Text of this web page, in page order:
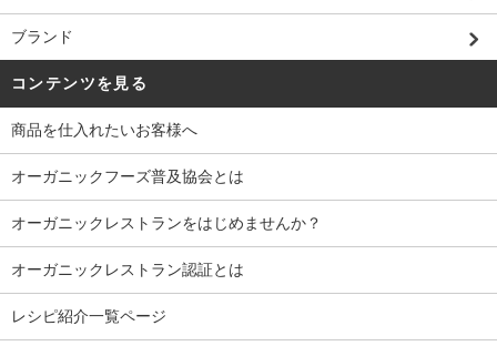
ブランド
コンテンツを見る
商品を仕入れたいお客様へ
オーガニックフーズ普及協会とは
オーガニックレストランをはじめませんか？
オーガニックレストラン認証とは
レシピ紹介一覧ページ